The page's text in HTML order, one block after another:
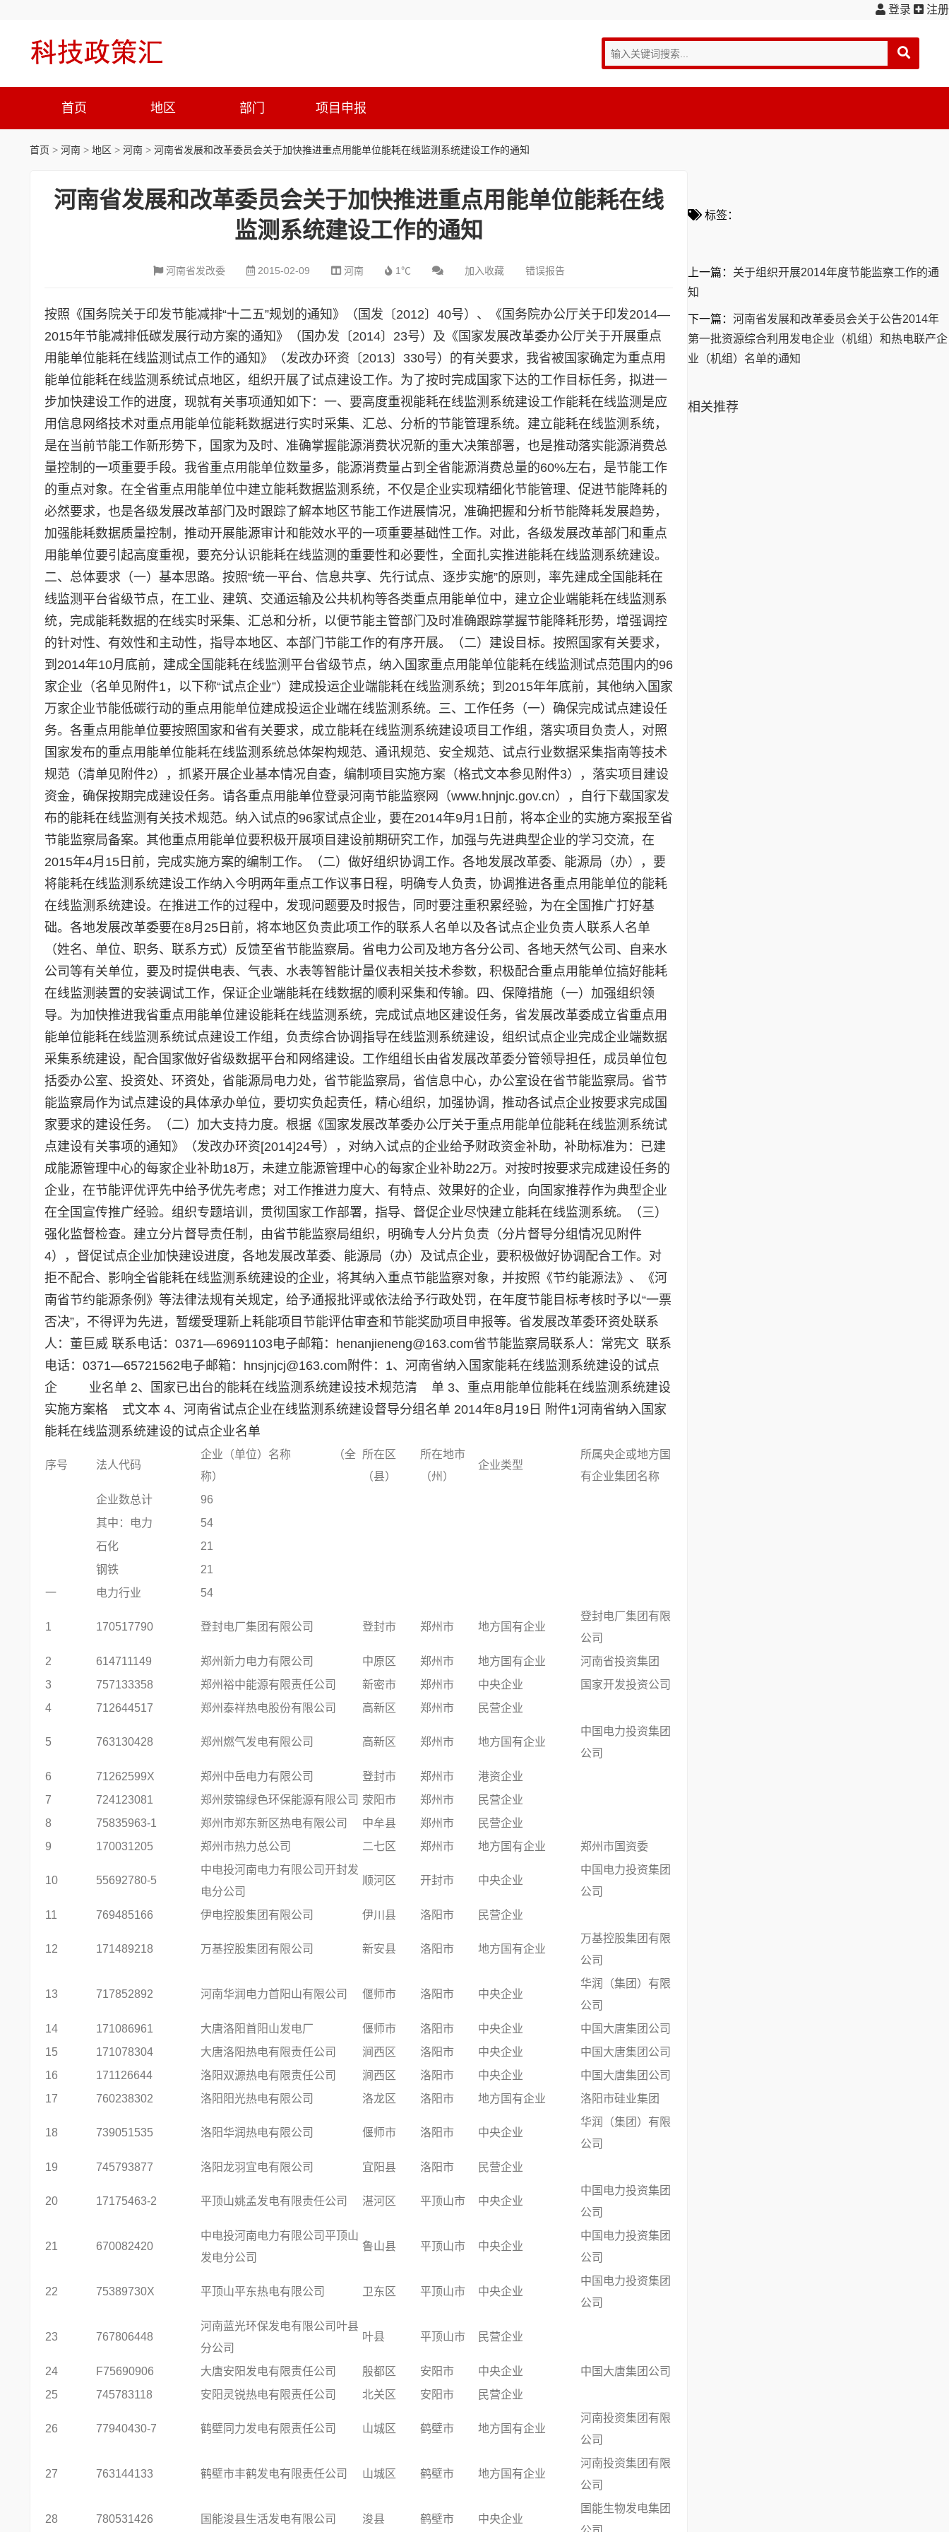
登录 注册
首页 地区 部门 项目申报
首页 > 河南 > 地区 > 河南 > 河南省发展和改革委员会关于加快推进重点用能单位能耗在线监测系统建设工作的通知
河南省发展和改革委员会关于加快推进重点用能单位能耗在线
监测系统建设工作的通知
河南省发改委 2015-02-09 河南 1℃ 加入收藏 错误报告
按照《国务院关于印发节能减排“十二五”规划的通知》（国发〔2012〕40号）、《国务院办公厅关于印发2014—
2015年节能减排低碳发展行动方案的通知》（国办发〔2014〕23号）及《国家发展改革委办公厅关于开展重点
用能单位能耗在线监测试点工作的通知》（发改办环资〔2013〕330号）的有关要求，我省被国家确定为重点用
能单位能耗在线监测系统试点地区，组织开展了试点建设工作。为了按时完成国家下达的工作目标任务，拟进一
步加快建设工作的进度，现就有关事项通知如下：一、要高度重视能耗在线监测系统建设工作能耗在线监测是应
用信息网络技术对重点用能单位能耗数据进行实时采集、汇总、分析的节能管理系统。建立能耗在线监测系统，
是在当前节能工作新形势下，国家为及时、准确掌握能源消费状况新的重大决策部署，也是推动落实能源消费总
量控制的一项重要手段。我省重点用能单位数量多，能源消费量占到全省能源消费总量的60%左右，是节能工作
的重点对象。在全省重点用能单位中建立能耗数据监测系统，不仅是企业实现精细化节能管理、促进节能降耗的
必然要求，也是各级发展改革部门及时跟踪了解本地区节能工作进展情况，准确把握和分析节能降耗发展趋势，
加强能耗数据质量控制，推动开展能源审计和能效水平的一项重要基础性工作。对此，各级发展改革部门和重点
用能单位要引起高度重视，要充分认识能耗在线监测的重要性和必要性，全面扎实推进能耗在线监测系统建设。
二、总体要求（一）基本思路。按照“统一平台、信息共享、先行试点、逐步实施”的原则，率先建成全国能耗在
线监测平台省级节点，在工业、建筑、交通运输及公共机构等各类重点用能单位中，建立企业端能耗在线监测系
统，完成能耗数据的在线实时采集、汇总和分析，以便节能主管部门及时准确跟踪掌握节能降耗形势，增强调控
的针对性、有效性和主动性，指导本地区、本部门节能工作的有序开展。（二）建设目标。按照国家有关要求，
到2014年10月底前，建成全国能耗在线监测平台省级节点，纳入国家重点用能单位能耗在线监测试点范围内的96
家企业（名单见附件1，以下称“试点企业”）建成投运企业端能耗在线监测系统；到2015年年底前，其他纳入国家
万家企业节能低碳行动的重点用能单位建成投运企业端在线监测系统。三、工作任务（一）确保完成试点建设任
务。各重点用能单位要按照国家和省有关要求，成立能耗在线监测系统建设项目工作组，落实项目负责人，对照
国家发布的重点用能单位能耗在线监测系统总体架构规范、通讯规范、安全规范、试点行业数据采集指南等技术
规范（清单见附件2），抓紧开展企业基本情况自查，编制项目实施方案（格式文本参见附件3），落实项目建设
资金，确保按期完成建设任务。请各重点用能单位登录河南节能监察网（www.hnjnjc.gov.cn），自行下载国家发
布的能耗在线监测有关技术规范。纳入试点的96家试点企业，要在2014年9月1日前，将本企业的实施方案报至省
节能监察局备案。其他重点用能单位要积极开展项目建设前期研究工作，加强与先进典型企业的学习交流，在
2015年4月15日前，完成实施方案的编制工作。（二）做好组织协调工作。各地发展改革委、能源局（办），要
将能耗在线监测系统建设工作纳入今明两年重点工作议事日程，明确专人负责，协调推进各重点用能单位的能耗
在线监测系统建设。在推进工作的过程中，发现问题要及时报告，同时要注重积累经验，为在全国推广打好基
础。各地发展改革委要在8月25日前，将本地区负责此项工作的联系人名单以及各试点企业负责人联系人名单
（姓名、单位、职务、联系方式）反馈至省节能监察局。省电力公司及地方各分公司、各地天然气公司、自来水
公司等有关单位，要及时提供电表、气表、水表等智能计量仪表相关技术参数，积极配合重点用能单位搞好能耗
在线监测装置的安装调试工作，保证企业端能耗在线数据的顺利采集和传输。四、保障措施（一）加强组织领
导。为加快推进我省重点用能单位建设能耗在线监测系统，完成试点地区建设任务，省发展改革委成立省重点用
能单位能耗在线监测系统试点建设工作组，负责综合协调指导在线监测系统建设，组织试点企业完成企业端数据
采集系统建设，配合国家做好省级数据平台和网络建设。工作组组长由省发展改革委分管领导担任，成员单位包
括委办公室、投资处、环资处，省能源局电力处，省节能监察局，省信息中心，办公室设在省节能监察局。省节
能监察局作为试点建设的具体承办单位，要切实负起责任，精心组织，加强协调，推动各试点企业按要求完成国
家要求的建设任务。（二）加大支持力度。根据《国家发展改革委办公厅关于重点用能单位能耗在线监测系统试
点建设有关事项的通知》（发改办环资[2014]24号），对纳入试点的企业给予财政资金补助，补助标准为：已建
成能源管理中心的每家企业补助18万，未建立能源管理中心的每家企业补助22万。对按时按要求完成建设任务的
企业，在节能评优评先中给予优先考虑；对工作推进力度大、有特点、效果好的企业，向国家推荐作为典型企业
在全国宣传推广经验。组织专题培训，贯彻国家工作部署，指导、督促企业尽快建立能耗在线监测系统。（三）
强化监督检查。建立分片督导责任制，由省节能监察局组织，明确专人分片负责（分片督导分组情况见附件
4），督促试点企业加快建设进度，各地发展改革委、能源局（办）及试点企业，要积极做好协调配合工作。对
拒不配合、影响全省能耗在线监测系统建设的企业，将其纳入重点节能监察对象，并按照《节约能源法》、《河
南省节约能源条例》等法律法规有关规定，给予通报批评或依法给予行政处罚，在年度节能目标考核时予以“一票
否决”，不得评为先进，暂缓受理新上耗能项目节能评估审查和节能奖励项目申报等。省发展改革委环资处联系
人：董巨威 联系电话：0371—69691103电子邮箱：henanjieneng@163.com省节能监察局联系人：常宪文 联系
电话：0371—65721562电子邮箱：hnsjnjcj@163.com附件：1、河南省纳入国家能耗在线监测系统建设的试点
企 业名单 2、国家已出台的能耗在线监测系统建设技术规范清 单 3、重点用能单位能耗在线监测系统建设
实施方案格 式文本 4、河南省试点企业在线监测系统建设督导分组名单 2014年8月19日 附件1河南省纳入国家
能耗在线监测系统建设的试点企业名单
序号 法人代码
企业（单位）名称 （全
称）
所在区
（县）
所在地市
（州）
企业类型
所属央企或地方国
有企业集团名称
企业数总计
96
其中：电力
54
石化
21
钢铁
21
一
电力行业 54
1 170517790 登封电厂集团有限公司 登封市 郑州市 地方国有企业
登封电厂集团有限
公司
2
614711149 郑州新力电力有限公司 中原区 郑州市 地方国有企业
河南省投资集团
3
757133358 郑州裕中能源有限责任公司 新密市 郑州市 中央企业
国家开发投资公司
4
712644517 郑州泰祥热电股份有限公司 高新区 郑州市 民营企业
5 763130428 郑州燃气发电有限公司 高新区 郑州市 地方国有企业
中国电力投资集团
公司
6
71262599X 郑州中岳电力有限公司 登封市 郑州市
港资企业
7
724123081 郑州荥锦绿色环保能源有限公司 荥阳市 郑州市
民营企业
8
75835963-1 郑州市郑东新区热电有限公司 中牟县 郑州市
民营企业
9
170031205 郑州市热力总公司 二七区 郑州市 地方国有企业 郑州市国资委
10 55692780-5
中电投河南电力有限公司开封发
电分公司
顺河区 开封市 中央企业
中国电力投资集团
公司
11
769485166 伊电控股集团有限公司 伊川县 洛阳市 民营企业
12 171489218 万基控股集团有限公司 新安县 洛阳市 地方国有企业
万基控股集团有限
公司
13 717852892 河南华润电力首阳山有限公司 偃师市 洛阳市 中央企业
华润（集团）有限
公司
14
171086961 大唐洛阳首阳山发电厂 偃师市 洛阳市 中央企业
中国大唐集团公司
15
171078304 大唐洛阳热电有限责任公司 涧西区 洛阳市 中央企业
中国大唐集团公司
16
171126644 洛阳双源热电有限责任公司 涧西区 洛阳市 中央企业
中国大唐集团公司
17
760238302 洛阳阳光热电有限公司 洛龙区 洛阳市 地方国有企业 洛阳市硅业集团
18 739051535 洛阳华润热电有限公司 偃师市 洛阳市 中央企业
华润（集团）有限
公司
19
745793877 洛阳龙羽宜电有限公司 宜阳县 洛阳市 民营企业
20 17175463-2 平顶山姚孟发电有限责任公司 湛河区 平顶山市 中央企业
中国电力投资集团
公司
21 670082420
中电投河南电力有限公司平顶山
发电分公司
鲁山县 平顶山市 中央企业
中国电力投资集团
公司
22 75389730X 平顶山平东热电有限公司 卫东区 平顶山市 中央企业
中国电力投资集团
公司
23 767806448
河南蓝光环保发电有限公司叶县
分公司
叶县 平顶山市 民营企业
24 F75690906 大唐安阳发电有限责任公司 殷都区 安阳市 中央企业
中国大唐集团公司
25
745783118 安阳灵锐热电有限责任公司 北关区 安阳市 民营企业
26 77940430-7 鹤壁同力发电有限责任公司 山城区 鹤壁市 地方国有企业
河南投资集团有限
公司
27 763144133 鹤壁市丰鹤发电有限责任公司 山城区 鹤壁市 地方国有企业
河南投资集团有限
公司
28 780531426 国能浚县生活发电有限公司 浚县 鹤壁市 中央企业
国能生物发电集团
标签：
上一篇： 关于组织开展2014年度节能监察工作的通
知
下一篇：河南省发展和改革委员会关于公告2014年
第一批资源综合利用发电企业（机组）和热电联产企
业（机组）名单的通知
相关推荐